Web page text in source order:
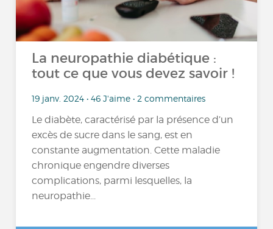
La neuropathie diabétique :
tout ce que vous devez savoir !
19 janv. 2024 • 46 J'aime • 2 commentaires
Le diabète, caractérisé par la présence d’un
excès de sucre dans le sang, est en
constante augmentation. Cette maladie
chronique engendre diverses
complications, parmi lesquelles, la
neuropathie...